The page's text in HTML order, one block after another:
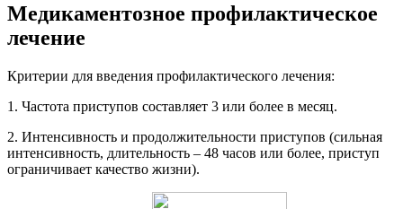
Медикаментозное профилактическое
лечение
Критерии для введения профилактического лечения:
1. Частота приступов составляет 3 или более в месяц.
2. Интенсивность и продолжительности приступов (сильная
интенсивность, длительность – 48 часов или более, приступ
ограничивает качество жизни).